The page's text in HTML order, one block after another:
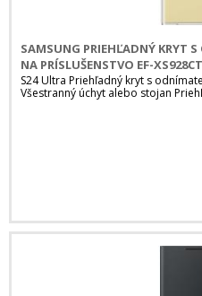
SAMSUNG PRIEHĽADNÝ KRYT
NA PRÍSLUŠENSTVO EF-
PRIEHĽADNÁ
S24 Ultra Priehľadný kryt s
Všestranný úchyt alebo stojan